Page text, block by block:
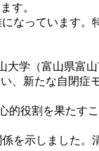
す。
なっています。
大学（富山県富
、新たな自閉症
的役割を果たす
を示しました。